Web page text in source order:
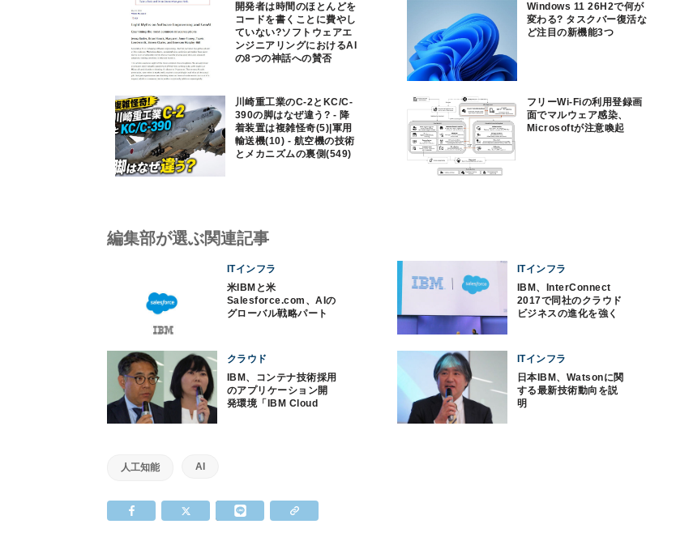
開発者は時間のほとんどを
コードを書くことに費やし
ていない?ソフトウェアエ
ンジニアリングにおけるAI
の8つの神話への賛否
Windows 11 26H2で何が
変わる? タスクバー復活な
ど注目の新機能3つ
川崎重工業のC-2とKC/C-
390の脚はなぜ違う? - 降
着装置は複雑怪奇(5)|軍用
輸送機(10) - 航空機の技術
とメカニズムの裏側(549)
フリーWi-Fiの利用登録画
面でマルウェア感染、
Microsoftが注意喚起
編集部が選ぶ関連記事
ITインフラ
米IBMと米
Salesforce.com、AIの
グローバル戦略パート
ITインフラ
IBM、InterConnect
2017で同社のクラウド
ビジネスの進化を強く
クラウド
IBM、コンテナ技術採用
のアプリケーション開
発環境「IBM Cloud
ITインフラ
日本IBM、Watsonに関
する最新技術動向を説
明
人工知能 AI